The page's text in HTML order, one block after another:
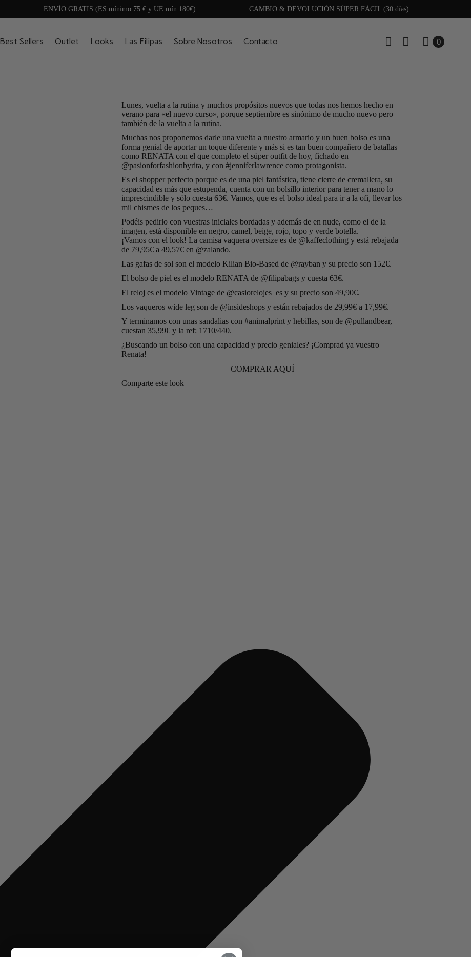
ENVÍO GRATIS (ES mínimo 75 € y UE mín 180€) CAMBIO & DEVOLUCIÓN SÚPER FÁCIL (30 días)
Best Sellers Outlet Looks Las Filipas Sobre Nosotros Contacto 0
Lunes, vuelta a la rutina y muchos propósitos nuevos que todas nos hemos hecho en
verano para «el nuevo curso», porque septiembre es sinónimo de mucho nuevo pero
también de la vuelta a la rutina.
Muchas nos proponemos darle una vuelta a nuestro armario y un buen bolso es una
forma genial de aportar un toque diferente y más si es tan buen compañero de batallas
como RENATA con el que completo el súper outfit de hoy, fichado en
@pasionforfashionbyrita, y con #jenniferlawrence como protagonista.
Es el shopper perfecto porque es de una piel fantástica, tiene cierre de cremallera, su
capacidad es más que estupenda, cuenta con un bolsillo interior para tener a mano lo
imprescindible y sólo cuesta 63€. Vamos, que es el bolso ideal para ir a la ofi, llevar los
mil chismes de los peques…
Podéis pedirlo con vuestras iniciales bordadas y además de en nude, como el de la
imagen, está disponible en negro, camel, beige, rojo, topo y verde botella.
¡Vamos con el look! La camisa vaquera oversize es de @kaffeclothing y está rebajada
de 79,95€ a 49,57€ en @zalando.
Las gafas de sol son el modelo Kilian Bio-Based de @rayban y su precio son 152€.
El bolso de piel es el modelo RENATA de @filipabags y cuesta 63€.
El reloj es el modelo Vintage de @casiorelojes_es y su precio son 49,90€.
Los vaqueros wide leg son de @insideshops y están rebajados de 29,99€ a 17,99€.
Y terminamos con unas sandalias con #animalprint y hebillas, son de @pullandbear,
cuestan 35,99€ y la ref: 1710/440.
¿Buscando un bolso con una capacidad y precio geniales? ¡Comprad ya vuestro
Renata!
COMPRAR AQUÍ
Comparte este look